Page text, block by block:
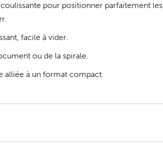
pour positionner parfaitement les
facile à vider.
ou de la spirale.
alliée à un format compact.